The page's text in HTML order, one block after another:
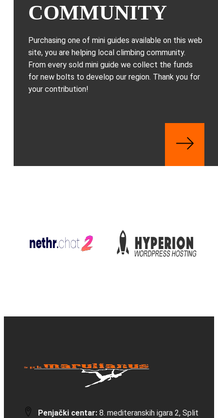
COMMUNITY
Purchasing one of mini guides available on this web
site, you are helping local climbing community.
From every sold mini guide we collect the funds
for new bolts to develop our region. Thank you for
your contribution!
Penjački centar: 8. mediteranskih igara 2, Split